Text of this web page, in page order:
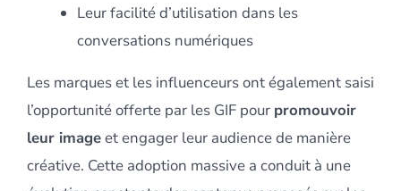
Leur facilité d’utilisation dans les
conversations numériques
Les marques et les influenceurs ont également saisi
l’opportunité offerte par les GIF pour promouvoir
leur imageet engager leur audience de manière
créative. Cette adoption massive a conduit à une